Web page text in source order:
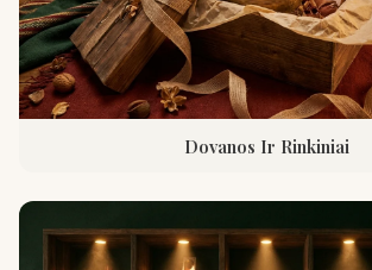
Dovanos Ir Rinkiniai